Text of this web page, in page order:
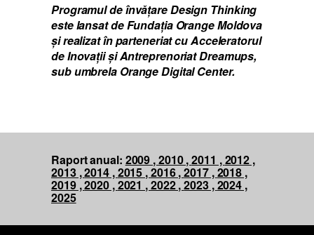
Programul de învățare Design Thinking
este lansat de Fundația Orange Moldova
și realizat în parteneriat cu Acceleratorul
de Inovații șiAntreprenoriatDreamups,
sub umbrela Orange Digital Center.
Raport anual: 2009 ,2010 ,2011 ,2012 ,
2013 ,2014 ,2015 ,2016 ,2017 ,2018 ,
2019 ,2020 ,2021 ,2022 ,2023 ,2024 ,
2025